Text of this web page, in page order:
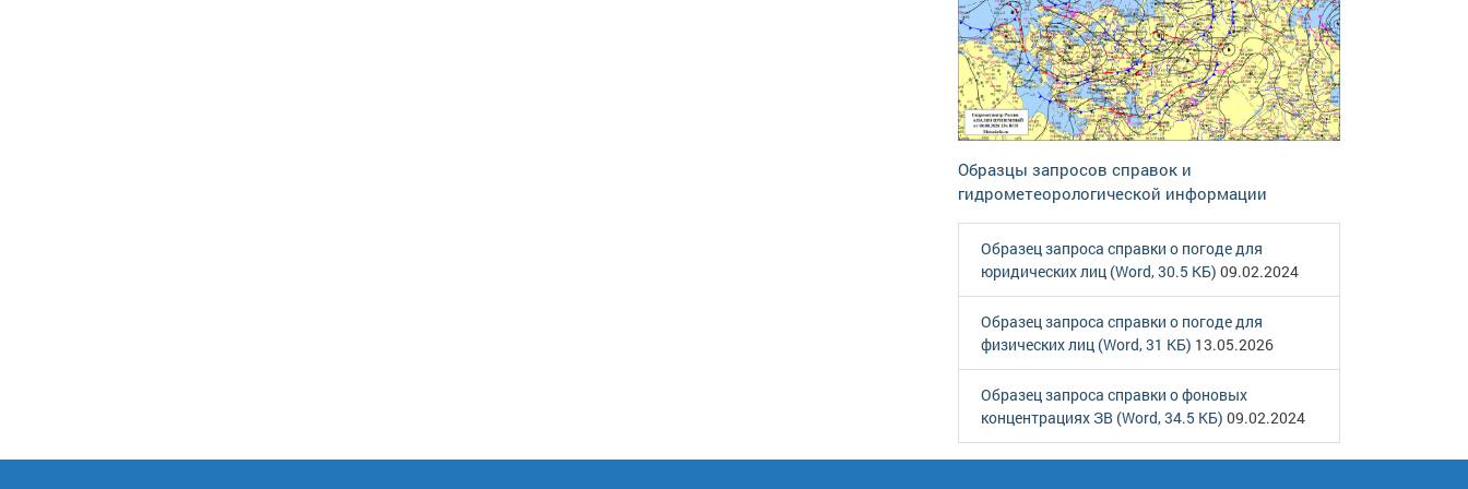
Образцы запросов справок и
гидрометеорологической информации
Образец запроса справки о погоде для
юридических лиц (Word, 30.5 КБ) 09.02.2024
Образец запроса справки о погоде для
физических лиц (Word, 31 КБ) 13.05.2026
Образец запроса справки о фоновых
концентрациях ЗВ (Word, 34.5 КБ) 09.02.2024